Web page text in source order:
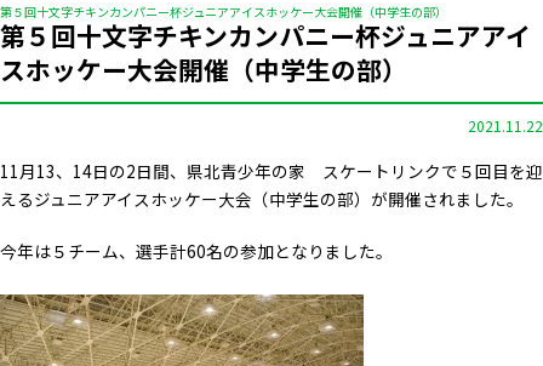
第５回十文字チキンカンパニー杯ジュニアアイスホッケー大会開催（中学生の部）
第５回十文字チキンカンパニー杯ジュニアアイ
スホッケー大会開催（中学生の部）
2021.11.22
11月13、14日の2日間、県北青少年の家 スケートリンクで５回目を迎
えるジュニアアイスホッケー大会（中学生の部）が開催されました。
今年は５チーム、選手計60名の参加となりました。